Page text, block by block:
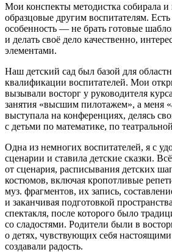
Мои конспекты методистка собирала и
образцовые другим воспитателям.
особенность — не брать готовые
и делать своё дело качественно,
элементами.
Наш детский сад был базой для
квалификации воспитателей. Мои
вызывали восторг у руководителя
занятия «высшим пилотажем», а меня
выступала на конференциях, делясь
с детьми по математике, по
Одна из немногих воспитателей, я с
сценарии и ставила детские сказки.
от сценария, расписывания детских
костюмов, включая кропотливые
муз. фрагментов, их запись,
и заканчивая подготовкой
спектакля, после которого было
со сладостями. Родители были в
о детях, чувствующих себя
создавали радость.